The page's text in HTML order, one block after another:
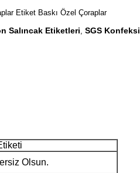
Etiket Baskı Özel Çoraplar
Salıncak Etiketleri, SGS
Olsun.